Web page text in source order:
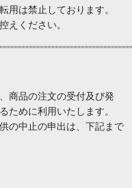
用は禁止しております。
えください。
商品の注文の受付及び発
ために利用いたします。
の中止の申出は、下記まで